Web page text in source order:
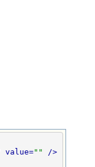
value="" />